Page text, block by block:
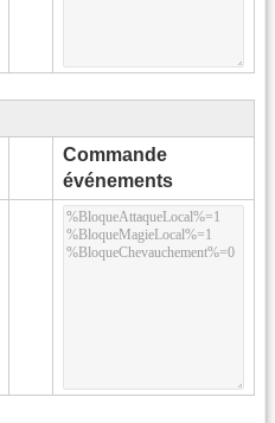
Commande
événements